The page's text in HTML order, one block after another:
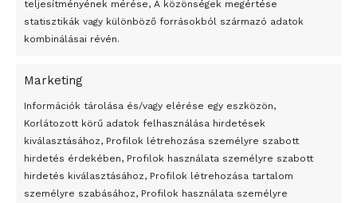
teljesítményének mérése, A közönségek megértése
statisztikák vagy különböző forrásokból származó adatok
kombinálásai révén.
Marketing
Információk tárolása és/vagy elérése egy eszközön,
Korlátozott körű adatok felhasználása hirdetések
kiválasztásához, Profilok létrehozása személyre szabott
hirdetés érdekében, Profilok használata személyre szabott
hirdetés kiválasztásához, Profilok létrehozása tartalom
személyre szabásához, Profilok használata személyre
Átmenetileg szünetelnek az összecsapások Bahmutnál
Egy vagyonért adták el Banksy művét miután elégették.
Az 1950-ben elhunyt alkotók művei szabadon